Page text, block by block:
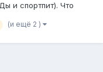
и спортпит). Что
часовой день). ✅
(и ещё 2 )